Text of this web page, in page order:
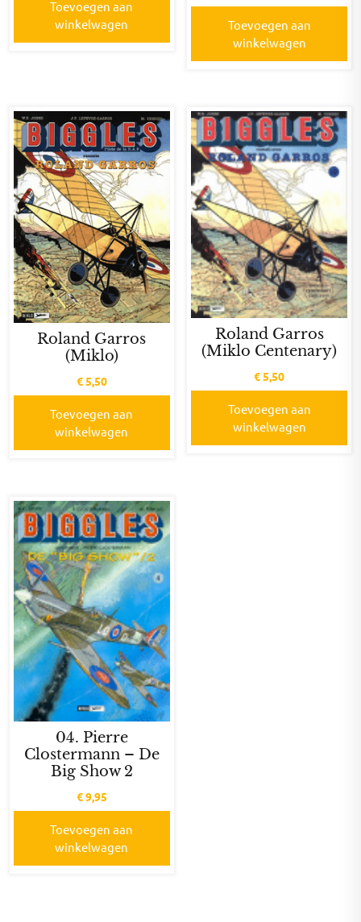
Toevoegen aan
winkelwagen
Toevoegen aan
winkelwagen
Roland Garros
(Miklo)
€5,50
Toevoegen aan
winkelwagen
Roland Garros
(Miklo Centenary)
€5,50
Toevoegen aan
winkelwagen
04. Pierre
Clostermann – De
Big Show 2
€9,95
Toevoegen aan
winkelwagen